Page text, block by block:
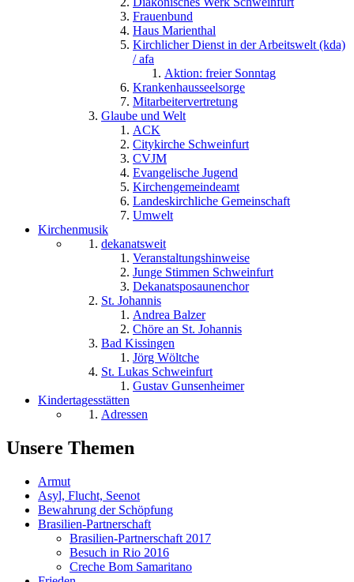
Frauenbund
Haus Marienthal
Kirchlicher Dienst in der Arbeitswelt (kda)
/ afa
Aktion: freier Sonntag
Krankenhausseelsorge
Mitarbeitervertretung
Glaube und Welt
ACK
Citykirche Schweinfurt
CVJM
Evangelische Jugend
Kirchengemeindeamt
Landeskirchliche Gemeinschaft
Umwelt
Kirchenmusik
dekanatsweit
Veranstaltungshinweise
Junge Stimmen Schweinfurt
Dekanatsposaunenchor
St. Johannis
Andrea Balzer
Chöre an St. Johannis
Bad Kissingen
Jörg Wöltche
St. Lukas Schweinfurt
Gustav Gunsenheimer
Kindertagesstätten
Adressen
Unsere Themen
Armut
Asyl, Flucht, Seenot
Bewahrung der Schöpfung
Brasilien-Partnerschaft
Brasilien-Partnerschaft 2017
Besuch in Rio 2016
Creche Bom Samaritano